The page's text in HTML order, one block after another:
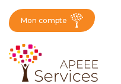
Aller
Mon compte